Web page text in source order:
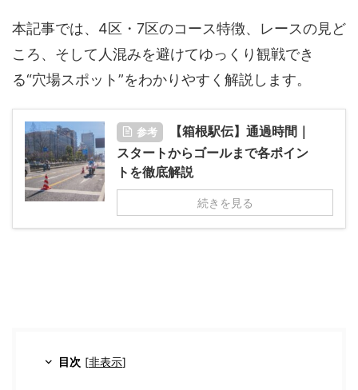
本記事では、4区・7区のコース特徴、レースの見ど
ころ、そして人混みを避けてゆっくり観戦でき
る“穴場スポット”をわかりやすく解説します。
参考
【箱根駅伝】通過時間｜
スタートからゴールまで各ポイン
トを徹底解説
続きを見る
目次 [非表示]